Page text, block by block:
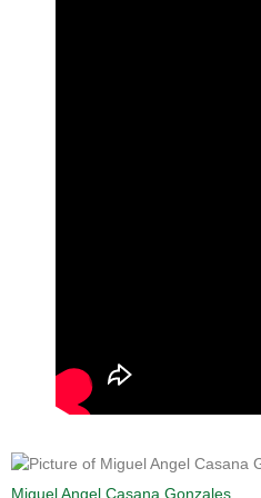
Miguel Angel Casana Gonzales